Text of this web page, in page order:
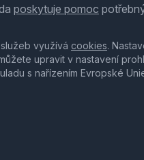
poskytuje pomoc
využívá cookies.
upravit v nastavení
s nařízením Evropské